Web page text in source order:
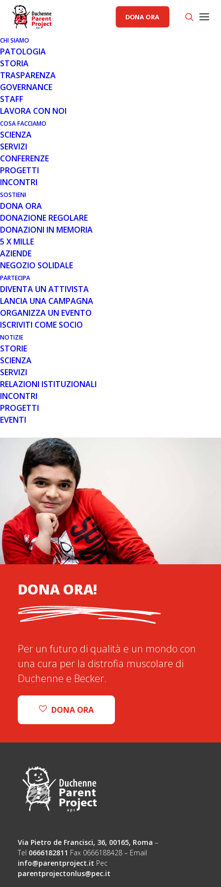
DONA ORA
CHI SIAMO
PATOLOGIA
STORIA
TRASPARENZA
GOVERNANCE
STAFF
LAVORA CON NOI
COSA FACCIAMO
SCIENZA
SERVIZI
CONFERENZE
PROGETTI
INCONTRI
SOSTIENI
DONA ORA
DONAZIONE REGOLARE
DONAZIONI IN MEMORIA
5 X MILLE
AZIENDE
NEGOZIO SOLIDALE
PARTECIPA
DIVENTA UN ATTIVISTA
LANCIA UNA CAMPAGNA
ORGANIZZA UN EVENTO
ISCRIVITI COME SOCIO
NOTIZIE
STORIE
SCIENZA
SERVIZI
RELAZIONI ISTITUZIONALI
INCONTRI
PROGETTI
EVENTI
12 APR 2023
PRESENTAZIONE DEL PROGETTO
“FISIOTERAPIA A 360 GRADI”
Domenica 16 aprile 2023, dalle ore 13.30, si terrà un
pranzo rivolto alle famiglie del Piemonte presso
Leggi tutto
FISIOTERAPIA 360
28 MAR 2023
Al via il progetto “La
fisioterapia a 360 gradi”
Assistenza in presenza e in teleconsulenza
per I pazienti con DMD e BMD in Piemonte
Ha preso il via il progetto "La fisioterapia a
DONA ORA!
Per un futuro di qualità e un mondo con
una cura per la distrofia muscolare di
Duchenne e Becker.
DONA ORA
Via Pietro de Francisci, 36, 00165, Roma –
Tel 0666182811 Fax 0666188428 – Email
info@parentproject.it Pec
parentprojectonlus@pec.it